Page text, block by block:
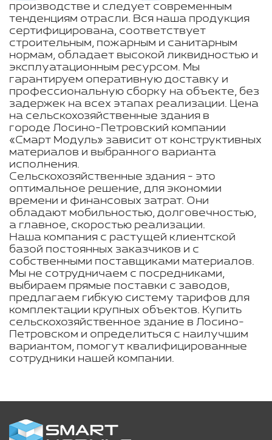
производстве и следует современным
тенденциям отрасли. Вся наша продукция
сертифицирована, соответствует
строительным, пожарным и санитарным
нормам, обладает высокой ликвидностью и
эксплуатационным ресурсом. Мы
гарантируем оперативную доставку и
профессиональную сборку на объекте, без
задержек на всех этапах реализации. Цена
на сельскохозяйственные здания в
городе Лосино-Петровский компании
«Смарт Модуль» зависит от конструктивных
материалов и выбранного варианта
исполнения.
Сельскохозяйственные здания - это
оптимальное решение, для экономии
времени и финансовых затрат. Они
обладают мобильностью, долговечностью,
а главное, скоростью реализации.
Наша компания с растущей клиентской
базой постоянных заказчиков и с
собственными поставщиками материалов.
Мы не сотрудничаем с посредниками,
выбираем прямые поставки с заводов,
предлагаем гибкую систему тарифов для
комплектации крупных объектов. Купить
сельскохозяйственное здание в Лосино-
Петровском и определиться с наилучшим
вариантом, помогут квалифицированные
сотрудники нашей компании.